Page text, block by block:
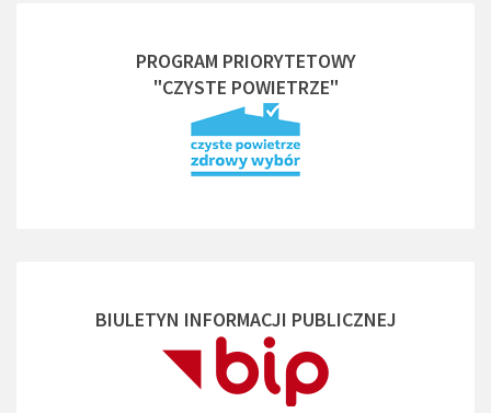
PROGRAM PRIORYTETOWY
"CZYSTE POWIETRZE"
BIULETYN INFORMACJI PUBLICZNEJ